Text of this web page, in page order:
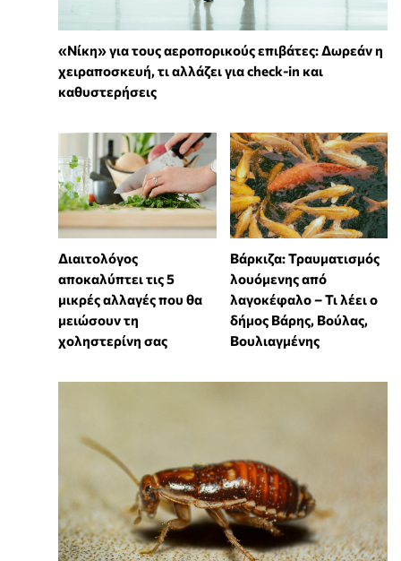
«Νίκη» για τους αεροπορικούς επιβάτες: Δωρεάν η
χειραποσκευή, τι αλλάζει για check-in και
καθυστερήσεις
Διαιτολόγος
αποκαλύπτει τις 5
μικρές αλλαγές που θα
μειώσουν τη
χοληστερίνη σας
Βάρκιζα: Τραυματισμός
λουόμενης από
λαγοκέφαλο – Τι λέει ο
δήμος Βάρης, Βούλας,
Βουλιαγμένης